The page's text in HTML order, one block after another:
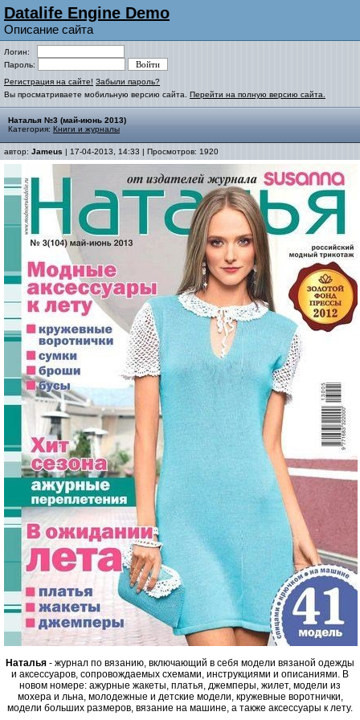
Datalife Engine Demo
Описание сайта
Логин:
Пароль:
Регистрация на сайте! Забыли пароль?
Вы просматриваете мобильную версию сайта. Перейти на полную версию сайта.
Наталья №3 (май-июнь 2013)
Категория: Книги и журналы
автор: Jameus | 17-04-2013, 14:33 | Просмотров: 1920
Наталья - журнал по вязанию, включающий в себя модели вязаной одежды
и аксессуаров, сопровождаемых схемами, инструкциями и описаниями. В
новом номере: ажурные жакеты, платья, джемперы, жилет, модели из
мохера и льна, молодежные и детские модели, кружевные воротнички,
модели больших размеров, вязание на машине, а также аксессуары к лету.